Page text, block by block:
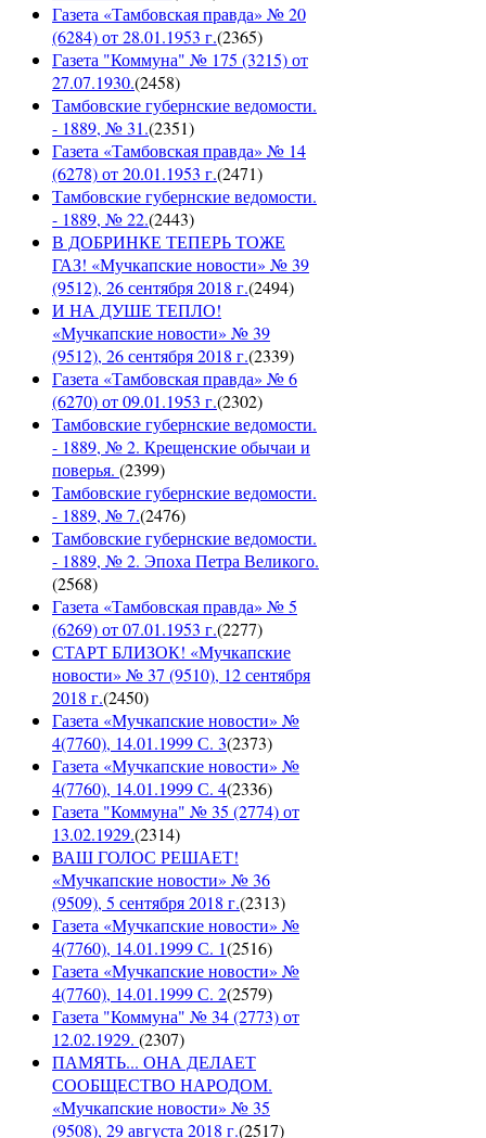
Газета «Тамбовская правда» № 20
(6284) от 28.01.1953 г.(2365)
Газета "Коммуна" № 175 (3215) от
27.07.1930.(2458)
Тамбовские губернские ведомости.
- 1889, № 31.(2351)
Газета «Тамбовская правда» № 14
(6278) от 20.01.1953 г.(2471)
Тамбовские губернские ведомости.
- 1889, № 22.(2443)
В ДОБРИНКЕ ТЕПЕРЬ ТОЖЕ
ГАЗ! «Мучкапские новости» № 39
(9512), 26 сентября 2018 г.(2494)
И НА ДУШЕ ТЕПЛО!
«Мучкапские новости» № 39
(9512), 26 сентября 2018 г.(2339)
Газета «Тамбовская правда» № 6
(6270) от 09.01.1953 г.(2302)
Тамбовские губернские ведомости.
- 1889, № 2. Крещенские обычаи и
поверья. (2399)
Тамбовские губернские ведомости.
- 1889, № 7.(2476)
Тамбовские губернские ведомости.
- 1889, № 2. Эпоха Петра Великого.
(2568)
Газета «Тамбовская правда» № 5
(6269) от 07.01.1953 г.(2277)
СТАРТ БЛИЗОК! «Мучкапские
новости» № 37 (9510), 12 сентября
2018 г.(2450)
Газета «Мучкапские новости» №
4(7760), 14.01.1999 С. 3(2373)
Газета «Мучкапские новости» №
4(7760), 14.01.1999 С. 4(2336)
Газета "Коммуна" № 35 (2774) от
13.02.1929.(2314)
ВАШ ГОЛОС РЕШАЕТ!
«Мучкапские новости» № 36
(9509), 5 сентября 2018 г.(2313)
Газета «Мучкапские новости» №
4(7760), 14.01.1999 С. 1(2516)
Газета «Мучкапские новости» №
4(7760), 14.01.1999 С. 2(2579)
Газета "Коммуна" № 34 (2773) от
12.02.1929. (2307)
ПАМЯТЬ... ОНА ДЕЛАЕТ
СООБЩЕСТВО НАРОДОМ.
«Мучкапские новости» № 35
(9508), 29 августа 2018 г.(2517)